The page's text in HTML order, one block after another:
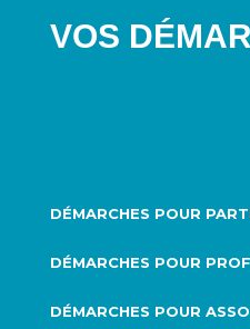
VOS
DÉMARCHES POUR
DÉMARCHES POUR
DÉMARCHES POUR